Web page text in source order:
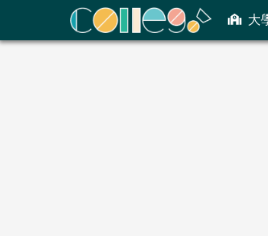
大
ColleGo! 大學選才與高中育才輔助系